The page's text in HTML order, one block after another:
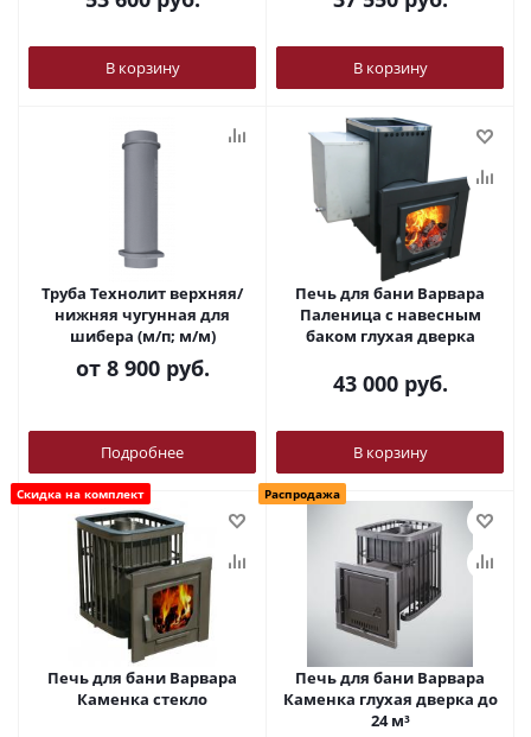
В корзину В корзину
Труба Технолит верхняя/
нижняя чугунная для
шибера (м/п; м/м)
от 8 900 руб.
Подробнее
Печь для бани Варвара
Паленица с навесным
баком глухая дверка
43 000руб.
В корзину
Скидка на комплект
Печь для бани Варвара
Каменка стекло
Распродажа
Печь для бани Варвара
Каменка глухая дверка до
24 м³